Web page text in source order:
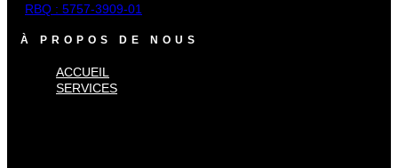
RBQ : 5757-3909-01
À PROPOS DE NOUS
ACCUEIL
SERVICES